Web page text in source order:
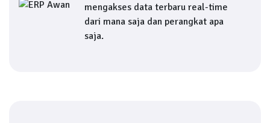
mengakses data terbaru real-time
dari mana saja dan perangkat apa
saja.